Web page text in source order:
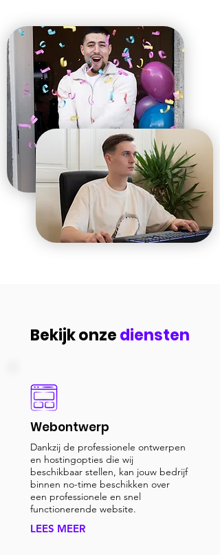
Bekijk onzediensten
Webontwerp
Dankzij de professionele ontwerpen
en hostingopties die wij
beschikbaar stellen, kan jouw bedrijf
binnen no-time beschikken over
een professionele en snel
functionerende website.
LEES MEER